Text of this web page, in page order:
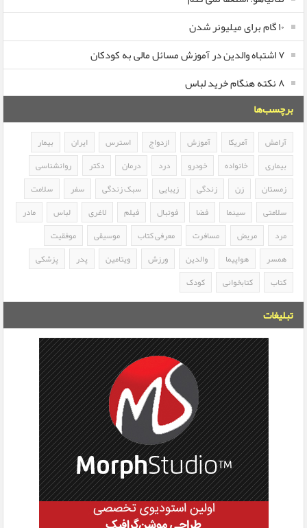
۱۰ گام برای میلیونر شدن
۷ اشتباه والدین در آموزش مسائل مالی به کودکان
۸ نکته هنگام خرید لباس
برچسب‌ها
آرامش آمریکا آموزش ازدواج استرس ایران
بیمار
بیماری
خانواده خودرو درد درمان دکتر
روانشناسی
زمستان
زن زندگی زیبایی سبک زندگی سفر
سلامت
سلامتی
سینما فضا فوتبال فیلم لاغری لباس
مادر
مرد
مریض مسافرت معرفی کتاب موسیقی
موفقیت
همسر
هواپیما والدین ورزش ویتامین پدر
پزشکی
کتاب
کتابخوانی کودک
تبلیغات